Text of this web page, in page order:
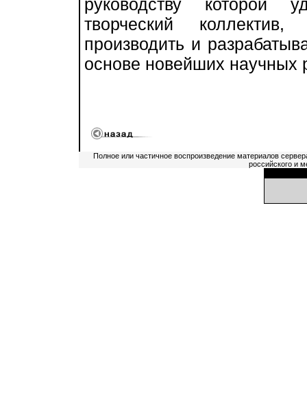
руководству которой
творческий коллектив,
производить и
основе новейших научных
Полное или частичное воспроизведение материалов
российского и